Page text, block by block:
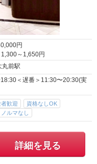
円
1,300～ 1,650円
丸前駅
18:30＜遅番＞11:30〜20:30(実
歓迎
資格なしOK
ノルマなし
詳細を見る